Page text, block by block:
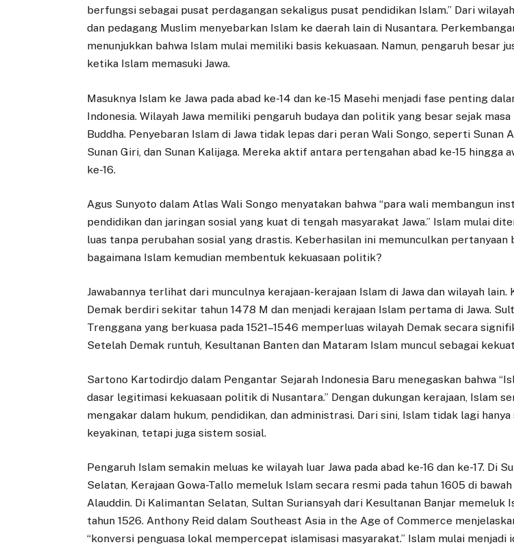
berfungsi sebagai pusat perdagangan sekaligus pusat pendidikan Islam.” Dari
dan pedagang Muslim menyebarkan Islam ke daerah lain di Nusantara.
menunjukkan bahwa Islam mulai memiliki basis kekuasaan. Namun, pengaruh besar
ketika Islam memasuki Jawa.
Masuknya Islam ke Jawa pada abad ke-14 dan ke-15 Masehi menjadi fase penting
Indonesia. Wilayah Jawa memiliki pengaruh budaya dan politik yang besar sejak masa
Buddha. Penyebaran Islam di Jawa tidak lepas dari peran Wali Songo, seperti Sunan
Sunan Giri, dan Sunan Kalijaga. Mereka aktif antara pertengahan abad ke-15 hingga
ke-16.
Agus Sunyoto dalam Atlas Wali Songo menyatakan bahwa “para wali membangun
pendidikan dan jaringan sosial yang kuat di tengah masyarakat Jawa.” Islam mulai
luas tanpa perubahan sosial yang drastis. Keberhasilan ini memunculkan pertanyaan
bagaimana Islam kemudian membentuk kekuasaan politik?
Jawabannya terlihat dari munculnya kerajaan-kerajaan Islam di Jawa dan wilayah lain.
Demak berdiri sekitar tahun 1478 M dan menjadi kerajaan Islam pertama di Jawa.
Trenggana yang berkuasa pada 1521–1546 memperluas wilayah Demak secara
Setelah Demak runtuh, Kesultanan Banten dan Mataram Islam muncul sebagai
Sartono Kartodirdjo dalam Pengantar Sejarah Indonesia Baru menegaskan bahwa
dasar legitimasi kekuasaan politik di Nusantara.” Dengan dukungan kerajaan, Islam
mengakar dalam hukum, pendidikan, dan administrasi. Dari sini, Islam tidak lagi hanya
keyakinan, tetapi juga sistem sosial.
Pengaruh Islam semakin meluas ke wilayah luar Jawa pada abad ke-16 dan ke-17. Di
Selatan, Kerajaan Gowa-Tallo memeluk Islam secara resmi pada tahun 1605 di
Alauddin. Di Kalimantan Selatan, Sultan Suriansyah dari Kesultanan Banjar memeluk
tahun 1526. Anthony Reid dalam Southeast Asia in the Age of Commerce
“konversi penguasa lokal mempercepat islamisasi masyarakat.” Islam mulai menjadi